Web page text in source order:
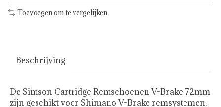
Toevoegen om te vergelijken
Beschrijving
De Simson Cartridge Remschoenen V-Brake 72mm
zijn geschikt voor Shimano V-Brake remsystemen.